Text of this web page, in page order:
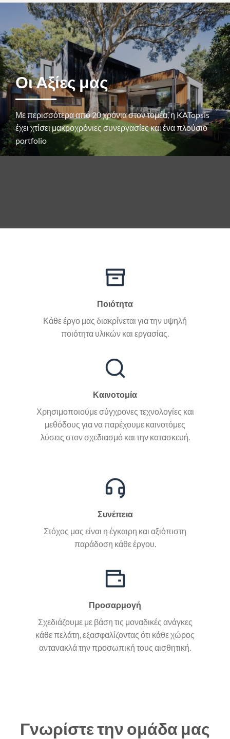
Οι Αξίες μας
Με περισσότερα από 20 χρόνια στον τομέα, η KATopsis
έχει χτίσει μακροχρόνιες συνεργασίες και ένα πλούσιο
portfolio
Ποιότητα
Κάθε έργο μας διακρίνεται για την υψηλή
ποιότητα υλικών και εργασίας.
Καινοτομία
Χρησιμοποιούμε σύγχρονες τεχνολογίες και
μεθόδους για να παρέχουμε καινοτόμες
λύσεις στον σχεδιασμό και την κατασκευή.
Συνέπεια
Στόχος μας είναι η έγκαιρη και αξιόπιστη
παράδοση κάθε έργου.
Προσαρμογή
Σχεδιάζουμε με βάση τις μοναδικές ανάγκες
κάθε πελάτη, εξασφαλίζοντας ότι κάθε χώρος
αντανακλά την προσωπική τους αισθητική.
Γνωρίστε την ομάδα μας